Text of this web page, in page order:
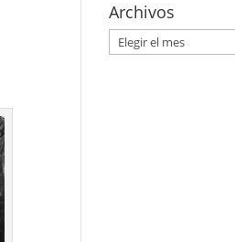
Archivos
Archivos